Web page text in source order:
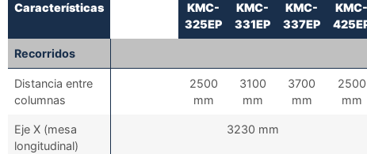
Características
KMC-
325EP
KMC-
331EP
KMC-
337EP
KMC-
Recorridos
Distancia entre
columnas
2500
mm
3100
mm
3700
mm
2500
mm
Eje X (mesa
longitudinal)
3230 mm